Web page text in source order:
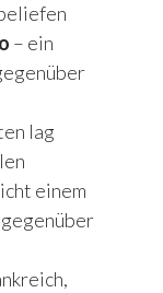
– ein
lag
einem